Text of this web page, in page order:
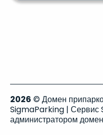
2026 © Домен
SigmaParking | Сервис
администратором